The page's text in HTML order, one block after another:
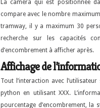
La caméra qui est positionnée
compare avec le nombre
tramway, il y a maximum 30
recherche sur les capacités
d’encombrement à afficher après.
Affichage de
Tout l’interaction avec
python en utilisant XXX.
pourcentage d’encombrement,